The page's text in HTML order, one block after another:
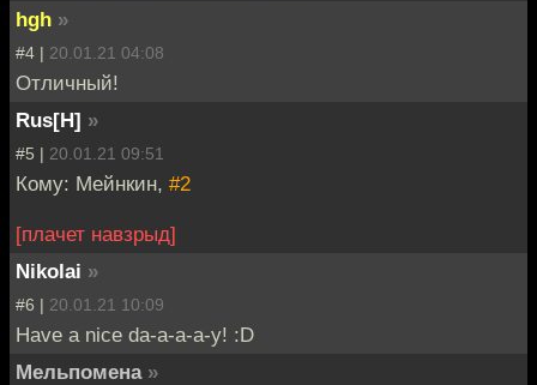
hgh »
#4 | 20.01.21 04:08
Отличный!
Rus[H] »
#5 | 20.01.21 09:51
Кому: Мейнкин, #2
[плачет навзрыд]
Nikolai »
#6 | 20.01.21 10:09
Have a nice da-a-a-a-y! :D
Мельпомена »